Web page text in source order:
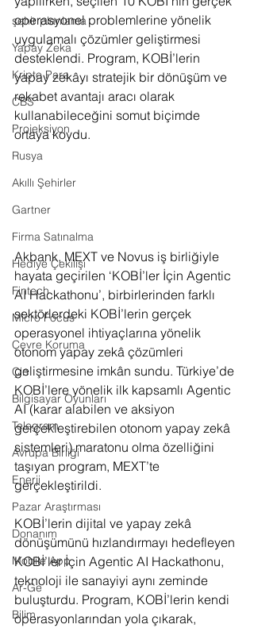
şehir planlama
Yapay Zeka
Kripto Para
CBS
Projeksiyon
Rusya
Akıllı Şehirler
Gartner
Firma Satınalma
Hediye Çekilişi
Fintech
Micro Focus
Çevre Koruma
Çin
Bilgisayar Oyunları
Telegram
Avrupa Birliği
Enerji
Pazar Araştırması
Donanım
Mobile App
Ar-Ge
Bilim
operasyonel problemlerine yönelik
uygulamalı çözümler geliştirmesi
desteklendi. Program, KOBİ’lerin
yapay zekâyı stratejik bir dönüşüm ve
rekabet avantajı aracı olarak
kullanabileceğini somut biçimde
ortaya koydu.
Akbank, MEXT ve Novus iş birliğiyle
hayata geçirilen ‘KOBİ’ler İçin Agentic
AI Hackathonu’, birbirlerinden farklı
sektörlerdeki KOBİ’lerin gerçek
operasyonel ihtiyaçlarına yönelik
otonom yapay zekâ çözümleri
geliştirmesine imkân sundu. Türkiye’de
KOBİ’lere yönelik ilk kapsamlı Agentic
AI (karar alabilen ve aksiyon
gerçekleştirebilen otonom yapay zekâ
sistemleri) maratonu olma özelliğini
taşıyan program, MEXT’te
gerçekleştirildi.
KOBİ’lerin dijital ve yapay zekâ
dönüşümünü hızlandırmayı hedefleyen
KOBİ’ler İçin Agentic AI Hackathonu,
teknoloji ile sanayiyi aynı zeminde
buluşturdu. Program, KOBİ’lerin kendi
operasyonlarından yola çıkarak,